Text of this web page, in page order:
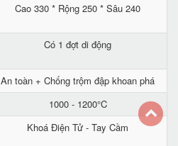
Cao 330 * Rộng 250 * Sâu 240
Có 1 đợt di động
An toàn + Chống trộm đập khoan phá
1000 - 1200°C
Khoá Điện Tử - Tay Cầm